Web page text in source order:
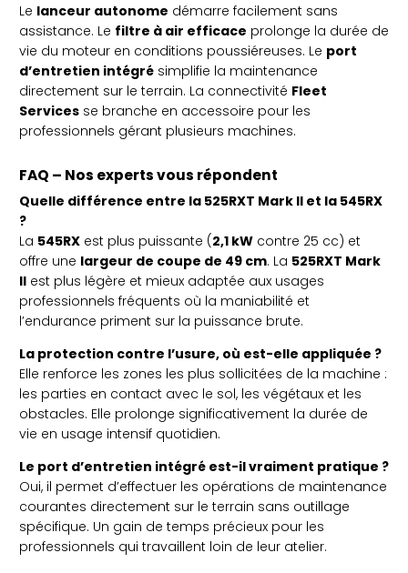
Le lanceur autonome démarre facilement sans
assistance. Le filtre à air efficace prolonge la durée de
vie du moteur en conditions poussiéreuses. Le port
d’entretien intégré simplifie la maintenance
directement sur le terrain. La connectivité Fleet
Services se branche en accessoire pour les
professionnels gérant plusieurs machines.
FAQ – Nos experts vous répondent
Quelle différence entre la 525RXT Mark II et la 545RX
?
La 545RX est plus puissante (2,1 kW contre 25 cc) et
offre une largeur de coupe de 49 cm. La 525RXT Mark
II est plus légère et mieux adaptée aux usages
professionnels fréquents où la maniabilité et
l’endurance priment sur la puissance brute.
La protection contre l’usure, où est-elle appliquée ?
Elle renforce les zones les plus sollicitées de la machine :
les parties en contact avec le sol, les végétaux et les
obstacles. Elle prolonge significativement la durée de
vie en usage intensif quotidien.
Le port d’entretien intégré est-il vraiment pratique ?
Oui, il permet d’effectuer les opérations de maintenance
courantes directement sur le terrain sans outillage
spécifique. Un gain de temps précieux pour les
professionnels qui travaillent loin de leur atelier.